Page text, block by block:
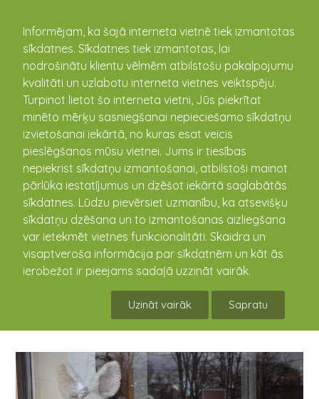
Informējam, ka šajā interneta vietnē tiek izmantotas
sīkdatnes. Sīkdatnes tiek izmantotas, lai
nodrošinātu klientu vēlmēm atbilstošu pakalpojumu
kvalitāti un uzlabotu interneta vietnes veiktspēju.
Turpinot lietot šo interneta vietni, Jūs piekrītat
minēto mērķu sasniegšanai nepieciešamo sīkdatņu
izvietošanai iekārtā, no kuras esat veicis
pieslēgšanos mūsu vietnei. Jums ir tiesības
nepiekrist sīkdatņu izmantošanai, atbilstoši mainot
pārlūka iestatījumus un dzēšot iekārtā saglabātās
sīkdatnes. Lūdzu pievērsiet uzmanību, ka atsevišķu
sīkdatņu dzēšana un to izmantošanas aizliegšana
var ietekmēt vietnes funkcionalitāti. Skaidra un
visaptveroša informācija par sīkdatnēm un kāt ās
ierobežot ir pieejams sadaļā uzzināt vairāk.
Uzināt vairāk Sapratu
kandava.lv
PASĀKUMU
KALENDĀRS
Kandavas zaķu festivāla
skatītāju balsojums ir sācies!
13.04.2022 11:00 - 16.04.2022 - 23:55